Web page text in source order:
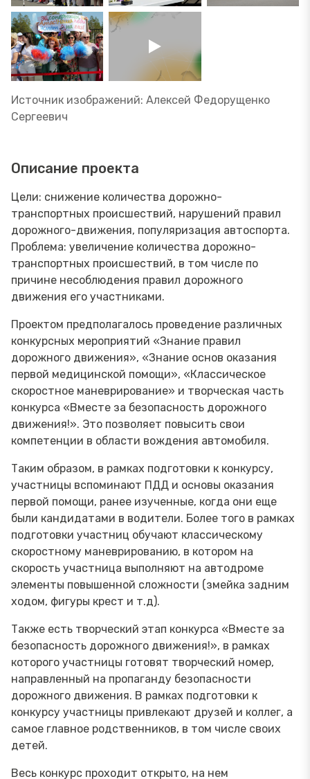
Источник изображений: Алексей Федорущенко
Сергеевич
Описание проекта
Цели: снижение количества дорожно-
транспортных происшествий, нарушений правил
дорожного-движения, популяризация автоспорта.
Проблема: увеличение количества дорожно-
транспортных происшествий, в том числе по
причине несоблюдения правил дорожного
движения его участниками.
Проектом предполагалось проведение различных
конкурсных мероприятий «Знание правил
дорожного движения», «Знание основ оказания
первой медицинской помощи», «Классическое
скоростное маневрирование» и творческая часть
конкурса «Вместе за безопасность дорожного
движения!». Это позволяет повысить свои
компетенции в области вождения автомобиля.
Таким образом, в рамках подготовки к конкурсу,
участницы вспоминают ПДД и основы оказания
первой помощи, ранее изученные, когда они еще
были кандидатами в водители. Более того в рамках
подготовки участниц обучают классическому
скоростному маневрированию, в котором на
скорость участница выполняют на автодроме
элементы повышенной сложности (змейка задним
ходом, фигуры крест и т.д).
Также есть творческий этап конкурса «Вместе за
безопасность дорожного движения!», в рамках
которого участницы готовят творческий номер,
направленный на пропаганду безопасности
дорожного движения. В рамках подготовки к
конкурсу участницы привлекают друзей и коллег, а
самое главное родственников, в том числе своих
детей.
Весь конкурс проходит открыто, на нем